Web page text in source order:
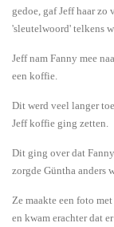
gedoe, gaf Jeff haar
'sleutelwoord' telkens
Jeff nam Fanny mee
een koffie.
Dit werd veel langer
Jeff koffie ging zetten.
Dit ging over dat
zorgde Güntha anders
Ze maakte een foto
en kwam erachter dat